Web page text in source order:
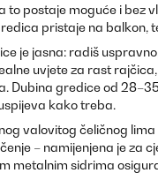
postaje moguće i bez
pristaje na balkon,
je jasna: radiš
uvjete za rast
Dubina gredice od
kako treba.
valovitog čeličnog lima
– namijenjena je za
metalnim sidrima